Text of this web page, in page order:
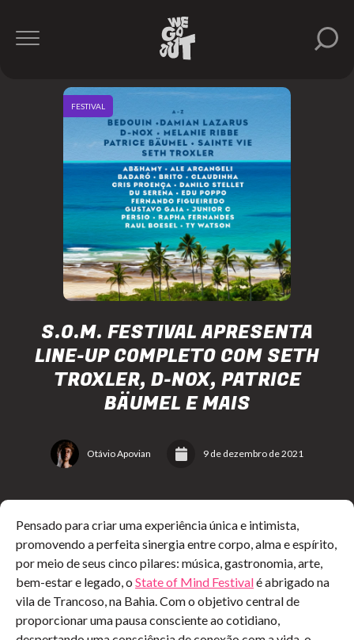
S.O.M. FESTIVAL APRESENTA
LINE-UP COMPLETO COM SETH
TROXLER, D-NOX, PATRICE
BÄUMEL E MAIS
Otávio Apovian 9 de dezembro de 2021
FESTIVAL
Pensado para criar uma experiência única e intimista,
promovendo a perfeita sinergia entre corpo, alma e espírito,
por meio de seus cinco pilares: música, gastronomia, arte,
bem-estar e legado, o State of Mind Festivalé abrigado na
vila de Trancoso, na Bahia. Com o objetivo central de
proporcionar uma pausa consciente ao cotidiano,